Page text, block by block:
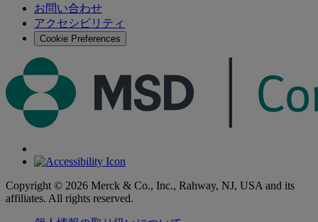
お問い合わせ
アクセシビリティ
Cookie Preferences
Copyright © 2026 Merck & Co., Inc., Rahway, NJ, USA and its
affiliates. All rights reserved.